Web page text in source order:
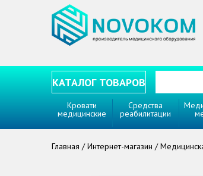
КАТАЛОГ ТОВАРОВ
Кровати
медицинские
Средства
реабилитации
Главная / Интернет-магазин /